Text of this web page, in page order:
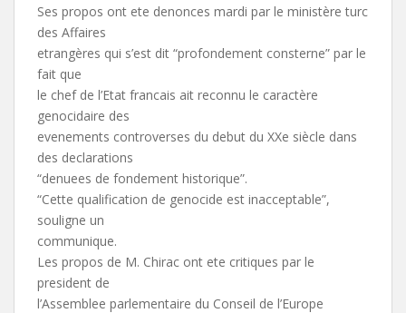
Ses propos ont ete denonces mardi par le ministère turc
des Affaires
etrangères qui s’est dit “profondement consterne” par le
fait que
le chef de l’Etat francais ait reconnu le caractère
genocidaire des
evenements controverses du debut du XXe siècle dans
des declarations
“denuees de fondement historique”.
“Cette qualification de genocide est inacceptable”,
souligne un
communique.
Les propos de M. Chirac ont ete critiques par le
president de
l’Assemblee parlementaire du Conseil de l’Europe